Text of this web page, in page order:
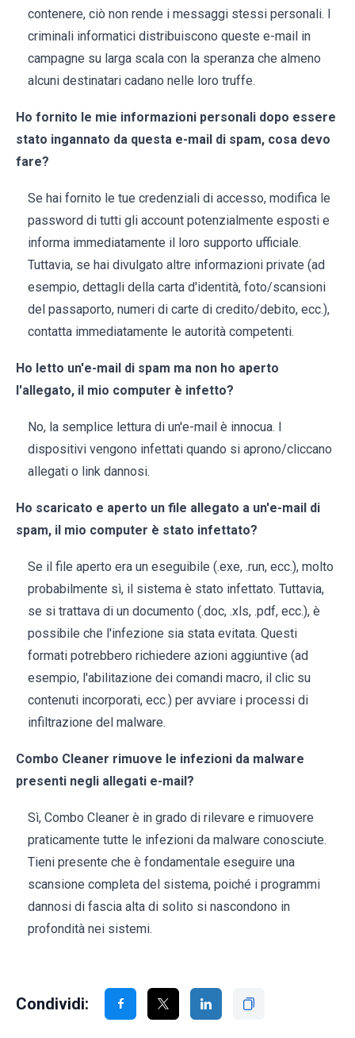
contenere, ciò non rende i messaggi stessi personali. I
criminali informatici distribuiscono queste e-mail in
campagne su larga scala con la speranza che almeno
alcuni destinatari cadano nelle loro truffe.
Ho fornito le mie informazioni personali dopo essere
stato ingannato da questa e-mail di spam, cosa devo
fare?
Se hai fornito le tue credenziali di accesso, modifica le
password di tutti gli account potenzialmente esposti e
informa immediatamente il loro supporto ufficiale.
Tuttavia, se hai divulgato altre informazioni private (ad
esempio, dettagli della carta d'identità, foto/scansioni
del passaporto, numeri di carte di credito/debito, ecc.),
contatta immediatamente le autorità competenti.
Ho letto un'e-mail di spam ma non ho aperto
l'allegato, il mio computer è infetto?
No, la semplice lettura di un'e-mail è innocua. I
dispositivi vengono infettati quando si aprono/cliccano
allegati o link dannosi.
Ho scaricato e aperto un file allegato a un'e-mail di
spam, il mio computer è stato infettato?
Se il file aperto era un eseguibile (.exe, .run, ecc.), molto
probabilmente sì, il sistema è stato infettato. Tuttavia,
se si trattava di un documento (.doc, .xls, .pdf, ecc.), è
possibile che l'infezione sia stata evitata. Questi
formati potrebbero richiedere azioni aggiuntive (ad
esempio, l'abilitazione dei comandi macro, il clic su
contenuti incorporati, ecc.) per avviare i processi di
infiltrazione del malware.
Combo Cleaner rimuove le infezioni da malware
presenti negli allegati e-mail?
Sì, Combo Cleaner è in grado di rilevare e rimuovere
praticamente tutte le infezioni da malware conosciute.
Tieni presente che è fondamentale eseguire una
scansione completa del sistema, poiché i programmi
dannosi di fascia alta di solito si nascondono in
profondità nei sistemi.
Condividi: